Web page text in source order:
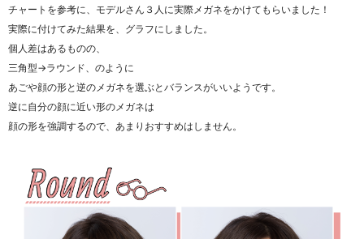
チャートを参考に、モデルさん３人に実際メガネをかけてもらいました！
実際に付けてみた結果を、グラフにしました。
個人差はあるものの、
三角型→ラウンド、のように
あごや顔の形と逆のメガネを選ぶとバランスがいいようです。
逆に自分の顔に近い形のメガネは
顔の形を強調するので、あまりおすすめはしません。